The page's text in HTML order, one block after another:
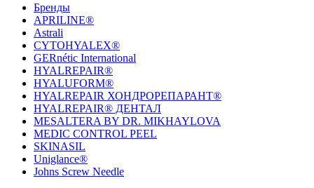
Бренды
APRILINE®
Astrali
CYTOHYALEX®
GERnétic International
HYALREPAIR®
HYALUFORM®
HYALREPAIR ХОНДРОРЕПАРАНТ®
HYALREPAIR® ДЕНТАЛ
MESALTERA BY DR. MIKHAYLOVA
MEDIC CONTROL PEEL
SKINASIL
Uniglance®
Johns Screw Needle